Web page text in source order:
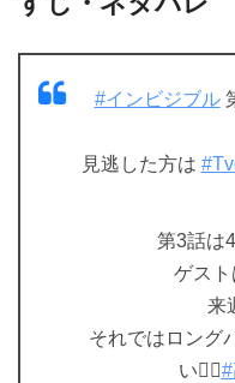
#インビジブル
見逃した方は
第3話は
ゲスト
来
それではロング
い💁‍♀️